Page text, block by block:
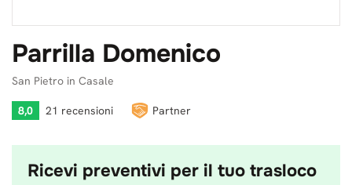
Parrilla Domenico
San Pietro in Casale
8,0 21 recensioni Partner
Ricevi preventivi per il tuo trasloco